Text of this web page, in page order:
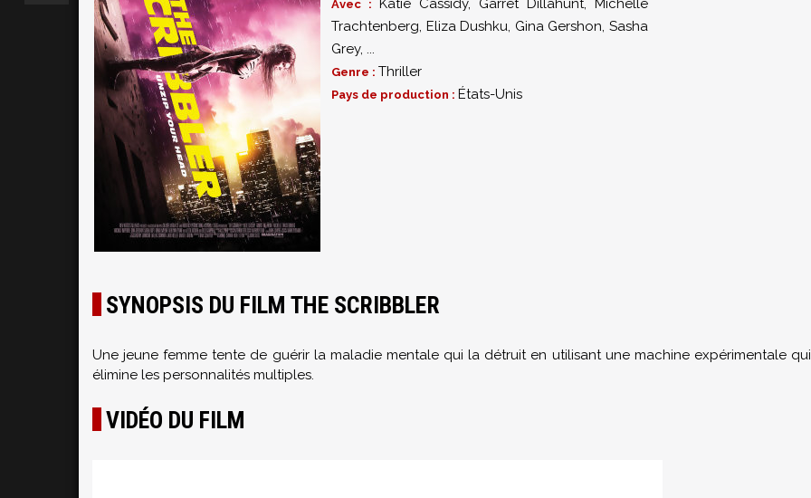
Avec : Katie Cassidy, Garret Dillahunt, Michelle
Trachtenberg, Eliza Dushku, Gina Gershon,Sasha
Grey, ...
Genre : Thriller
Pays de production : États-Unis
SYNOPSIS DU FILM THE SCRIBBLER
Une jeune femme tente de guérir la maladie mentale qui la détruit en utilisant une machine expérimentale qui
élimine les personnalités multiples.
VIDÉO DU FILM